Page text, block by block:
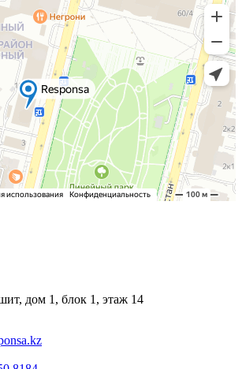
дом 1, блок 1, этаж 14